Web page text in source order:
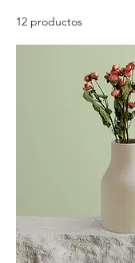
12 productos